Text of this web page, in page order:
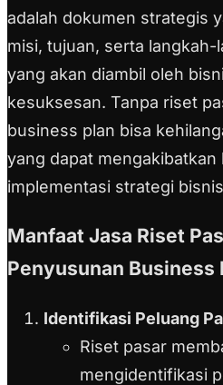
adalah dokumen strategis
misi, tujuan, serta langkah-
yang akan diambil oleh
kesuksesan. Tanpa riset
business plan bisa
yang dapat mengakibatkan
implementasi strategi
Manfaat Jasa Riset
Penyusunan Business
Identifikasi Peluang
Riset pasar
mengidentifikasi